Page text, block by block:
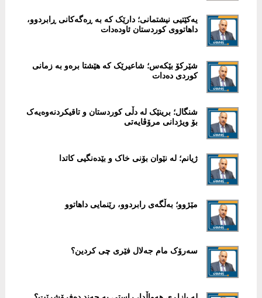
یەکێتیی نیشتمانی؛ دارێک کە بە ڕەگەکانی ڕابردوو،
داهاتووی کوردستان ئاودەدات
شێرکۆ بێکەس؛ شاعیرێک کە هێشتا برەو بە زمانی
کوردی دەدات
شنگال؛ برینێک لە دڵی کوردستان و تاقیکردنەوەیەک
بۆ ویژدانی مرۆڤایەتی
ژیانم؛ لە نێوان بۆنی خاک و بێدەنگیی کاتدا
مێژوو؛ بەڵگەی رابردوو، رێنمایی داهاتوو
سەرۆک مام جەلال فێری چی کردین؟